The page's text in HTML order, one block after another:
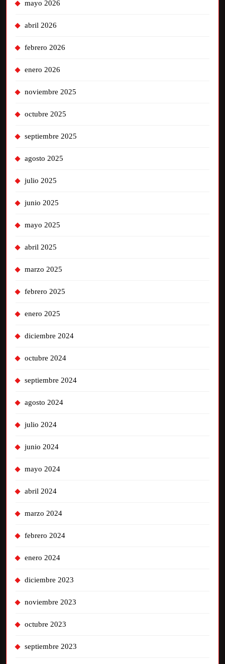
mayo 2026
abril 2026
febrero 2026
enero 2026
noviembre 2025
octubre 2025
septiembre 2025
agosto 2025
julio 2025
junio 2025
mayo 2025
abril 2025
marzo 2025
febrero 2025
enero 2025
diciembre 2024
octubre 2024
septiembre 2024
agosto 2024
julio 2024
junio 2024
mayo 2024
abril 2024
marzo 2024
febrero 2024
enero 2024
diciembre 2023
noviembre 2023
octubre 2023
septiembre 2023